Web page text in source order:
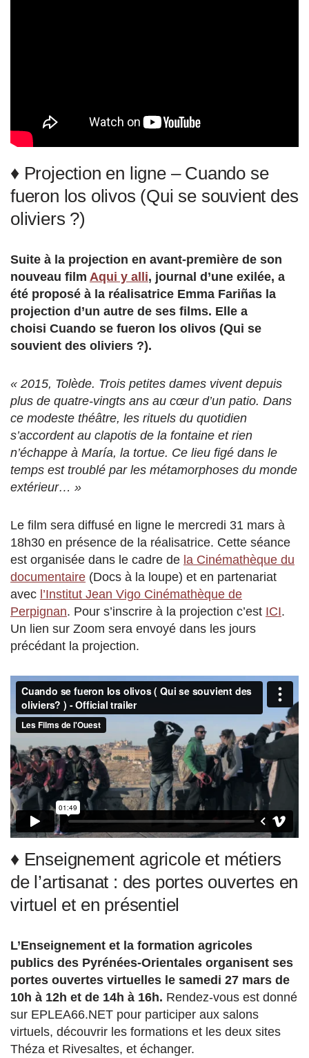
♦ Projection en ligne – Cuando se
fueron los olivos (Qui se souvient des
oliviers ?)
Suite à la projection en avant-première de son
nouveau film Aqui y alli, journal d’une exilée, a
été proposé à la réalisatrice Emma Fariñas la
projection d’un autre de ses films. Elle a
choisi Cuando se fueron los olivos (Qui se
souvient des oliviers ?).
« 2015, Tolède. Trois petites dames vivent depuis
plus de quatre-vingts ans au cœur d’un patio. Dans
ce modeste théâtre, les rituels du quotidien
s’accordent au clapotis de la fontaine et rien
n’échappe à María, la tortue. Ce lieu figé dans le
temps est troublé par les métamorphoses du monde
extérieur… »
Le film sera diffusé en ligne le mercredi 31 mars à
18h30 en présence de la réalisatrice. Cette séance
est organisée dans le cadre de la Cinémathèque du
documentaire (Docs à la loupe) et en partenariat
avec l’Institut Jean Vigo Cinémathèque de
Perpignan. Pour s’inscrire à la projection c’est ICI.
Un lien sur Zoom sera envoyé dans les jours
précédant la projection.
♦ Enseignement agricole et métiers
de l’artisanat : des portes ouvertes en
virtuel et en présentiel
L’Enseignement et la formation agricoles
publics des Pyrénées-Orientales organisent ses
portes ouvertes virtuelles le samedi 27 mars de
10h à 12h et de 14h à 16h. Rendez-vous est donné
sur EPLEA66.NET pour participer aux salons
virtuels, découvrir les formations et les deux sites
Théza et Rivesaltes, et échanger.